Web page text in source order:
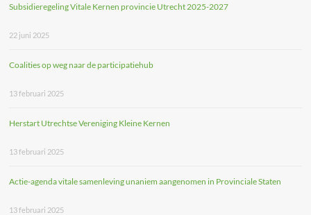
Subsidieregeling Vitale Kernen provincie Utrecht 2025-2027
22 juni 2025
Coalities op weg naar de participatiehub
13 februari 2025
Herstart Utrechtse Vereniging Kleine Kernen
13 februari 2025
Actie-agenda vitale samenleving unaniem aangenomen in Provinciale Staten
13 februari 2025